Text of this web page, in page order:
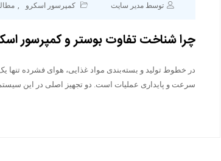
توسط مدیر سایت کمپرسور اسکرو
چرا شناخت تفاوت بوستر و کمپرسور
در خطوط تولید و بسته‌بندی مواد غذایی، هوای فشرده تنها
سرعت و پایداری عملیات است. دو تجهیز اصلی در این